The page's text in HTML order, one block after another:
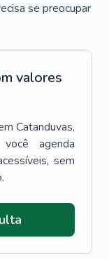
se preocupar
valores
Catanduvas,
agenda
sem